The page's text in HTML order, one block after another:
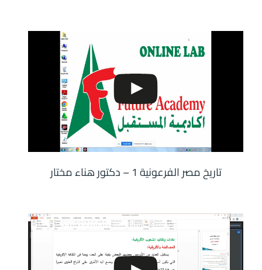
تاريخ مصر الفرعونية 1 – دكتور هناء مختار